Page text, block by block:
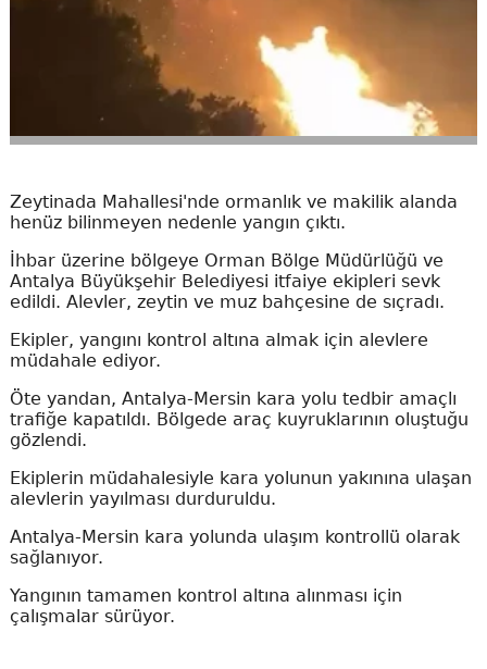
Zeytinada Mahallesi'nde ormanlık ve makilik alanda
henüz bilinmeyen nedenle yangın çıktı.
İhbar üzerine bölgeye Orman Bölge Müdürlüğü ve
Antalya Büyükşehir Belediyesi itfaiye ekipleri sevk
edildi. Alevler, zeytin ve muz bahçesine de sıçradı.
Ekipler, yangını kontrol altına almak için alevlere
müdahale ediyor.
Öte yandan, Antalya-Mersin kara yolu tedbir amaçlı
trafiğe kapatıldı. Bölgede araç kuyruklarının oluştuğu
gözlendi.
Ekiplerin müdahalesiyle kara yolunun yakınına ulaşan
alevlerin yayılması durduruldu.
Antalya-Mersin kara yolunda ulaşım kontrollü olarak
sağlanıyor.
Yangının tamamen kontrol altına alınması için
çalışmalar sürüyor.